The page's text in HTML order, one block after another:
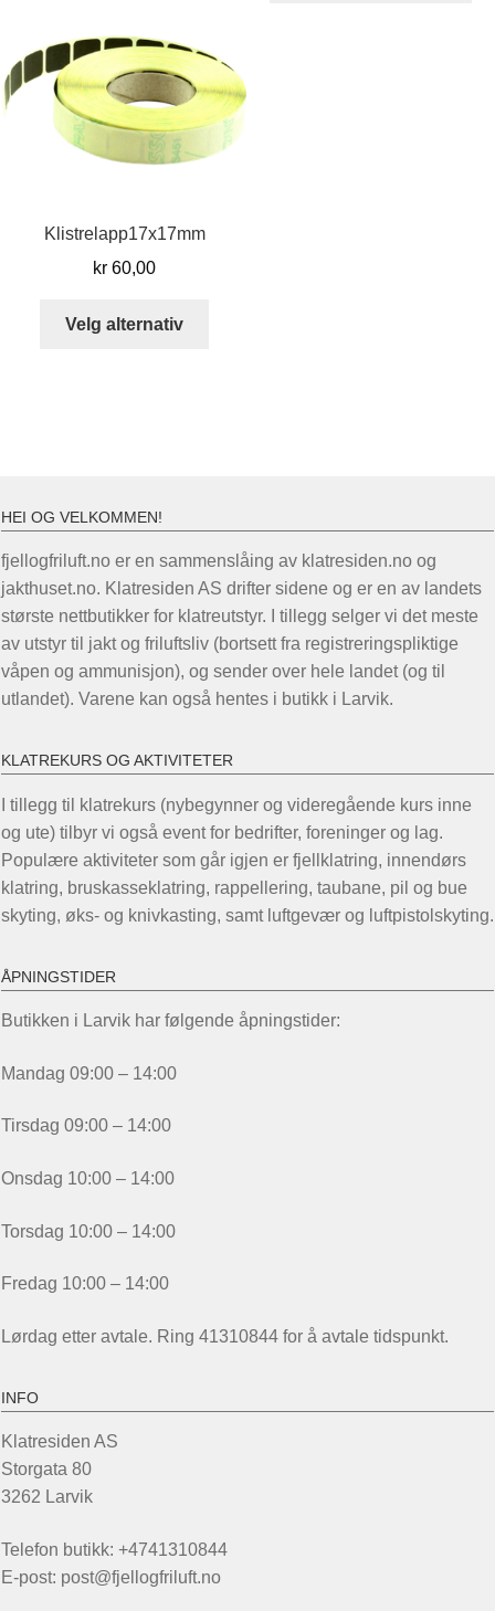
varianter.
Alternativene
kan
velges
Klistrelapp17x17mm
kr 60,00
Velg alternativ
på
produktsiden
HEI OG VELKOMMEN!
fjellogfriluft.no er en sammenslåing av klatresiden.no og
jakthuset.no. Klatresiden AS drifter sidene og er en av landets
største nettbutikker for klatreutstyr. I tillegg selger vi det meste
av utstyr til jakt og friluftsliv (bortsett fra registreringspliktige
våpen og ammunisjon), og sender over hele landet (og til
utlandet). Varene kan også hentes i butikk i Larvik.
KLATREKURS OG AKTIVITETER
I tillegg til klatrekurs (nybegynner og videregående kurs inne
og ute) tilbyr vi også event for bedrifter, foreninger og lag.
Populære aktiviteter som går igjen er fjellklatring, innendørs
klatring, bruskasseklatring, rappellering, taubane, pil og bue
skyting, øks- og knivkasting, samt luftgevær og luftpistolskyting.
ÅPNINGSTIDER
Butikken i Larvik har følgende åpningstider:
Mandag 09:00 – 14:00
Tirsdag 09:00 – 14:00
Onsdag 10:00 – 14:00
Torsdag 10:00 – 14:00
Fredag 10:00 – 14:00
Lørdag etter avtale. Ring 41310844 for å avtale tidspunkt.
INFO
Klatresiden AS
Storgata 80
3262 Larvik
Telefon butikk: +4741310844
E-post: post@fjellogfriluft.no